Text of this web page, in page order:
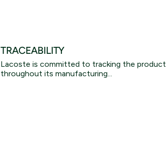
TRACEABILITY
Lacoste is committed to tracking the product
throughout its manufacturing...